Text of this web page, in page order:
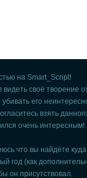
на Smart_Script!
своё творение от
его
взять
очень
что вы найдёте
год (как
он присутствовал.